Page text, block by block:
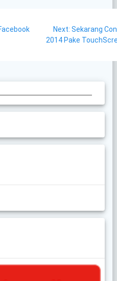
Next: Next
post:
Sekarang
2014 Pake